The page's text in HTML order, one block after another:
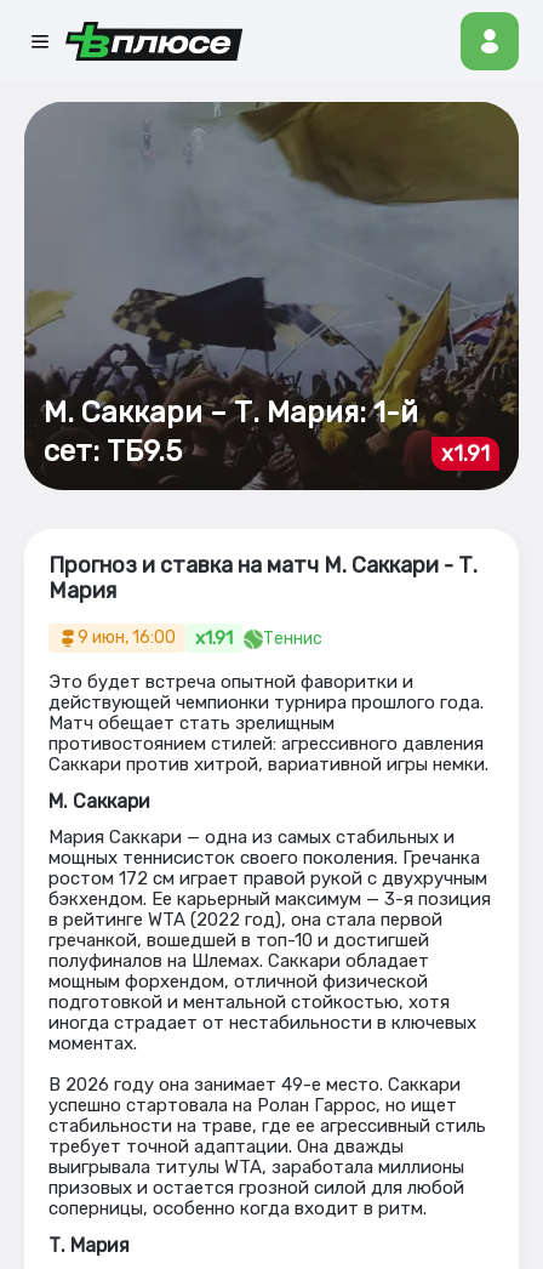
М. Саккари – Т. Мария: 1-й
сет: ТБ9.5
x1.91
Прогноз и ставка на матч М. Саккари - Т.
Мария
9 июн, 16:00 x1.91 Теннис
Это будет встреча опытной фаворитки и
действующей чемпионки турнира прошлого года.
Матч обещает стать зрелищным
противостоянием стилей: агрессивного давления
Саккари против хитрой, вариативной игры немки.
М. Саккари
Мария Саккари — одна из самых стабильных и
мощных теннисисток своего поколения. Гречанка
ростом 172 см играет правой рукой с двухручным
бэкхендом. Ее карьерный максимум — 3-я позиция
в рейтинге WTA (2022 год), она стала первой
гречанкой, вошедшей в топ-10 и достигшей
полуфиналов на Шлемах. Саккари обладает
мощным форхендом, отличной физической
подготовкой и ментальной стойкостью, хотя
иногда страдает от нестабильности в ключевых
моментах.
В 2026 году она занимает 49-е место. Саккари
успешно стартовала на Ролан Гаррос, но ищет
стабильности на траве, где ее агрессивный стиль
требует точной адаптации. Она дважды
выигрывала титулы WTA, заработала миллионы
призовых и остается грозной силой для любой
соперницы, особенно когда входит в ритм.
Т. Мария